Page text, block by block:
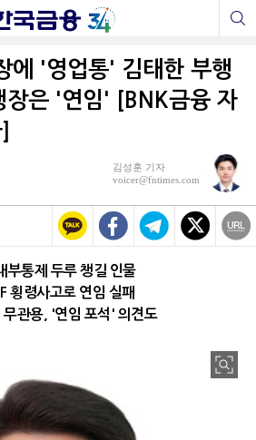
에 '영업통' 김태한 부행
장은 '연임' [BNK금융 자
김성훈 기자
voicer@fntimes.com
부통제 두루 챙길 인물
횡령사고로 연임 실패
무관용, '연임 포석' 의견도